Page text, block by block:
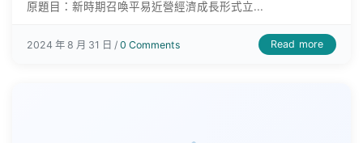
原題目：新時期召喚平易近營經濟成長形式立...
2024 年 8 月 31 日 /0 Comments Read more